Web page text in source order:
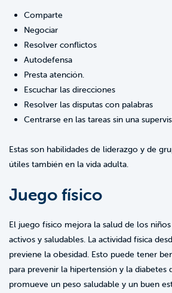
Comparte
Negociar
Resolver conflictos
Autodefensa
Presta atención.
Escuchar las direcciones
Resolver las disputas con palabras
Centrarse en las tareas sin una
Estas son habilidades de liderazgo y de
útiles también en la vida adulta.
Juego físico
El juego físico mejora la salud de los
activos y saludables. La actividad física
previene la obesidad. Esto puede tener
para prevenir la hipertensión y la diabetes
promueve un peso saludable y un buen